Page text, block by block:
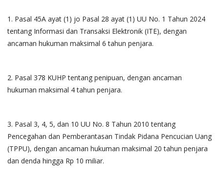
1. Pasal 45A ayat (1) jo Pasal 28 ayat (1) UU No. 1 Tahun 2024
tentang Informasi dan Transaksi Elektronik (ITE), dengan
ancaman hukuman maksimal 6 tahun penjara.
2. Pasal 378 KUHP tentang penipuan, dengan ancaman
hukuman maksimal 4 tahun penjara.
3. Pasal 3, 4, 5, dan 10 UU No. 8 Tahun 2010 tentang
Pencegahan dan Pemberantasan Tindak Pidana Pencucian Uang
(TPPU), dengan ancaman hukuman maksimal 20 tahun penjara
dan denda hingga Rp 10 miliar.